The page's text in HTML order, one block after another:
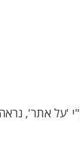
'על אתר',